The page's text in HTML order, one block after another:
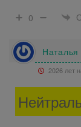
0
2026 лет